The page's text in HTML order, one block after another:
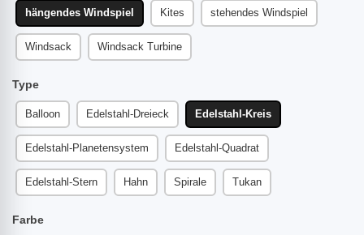
hängendes Windspiel Kites stehendes Windspiel
Windsack Windsack Turbine
Type
Balloon Edelstahl-Dreieck Edelstahl-Kreis
Edelstahl-Planetensystem Edelstahl-Quadrat
Edelstahl-Stern Hahn Spirale Tukan
Farbe